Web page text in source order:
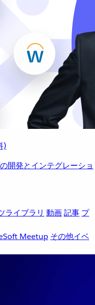
)
開発とインテグレーショ
ライブラリ 動画記事 プ
Meetup その他イベ